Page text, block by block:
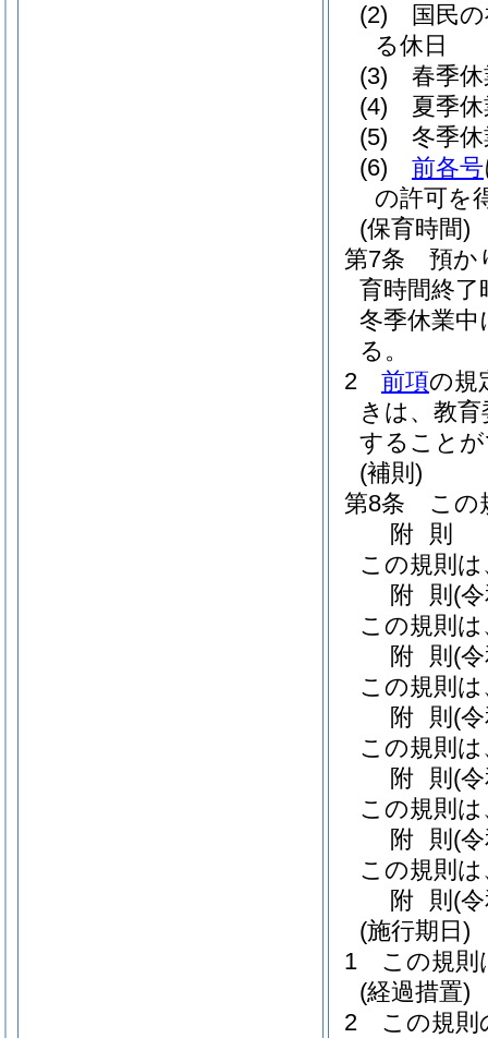
(2)
国民
る休日
(3)
春季
(4)
夏季
(5)
冬季
(6)
前各号
の許可を
(保育時間)
第7条
預か
育時間終
冬季休業
る。
2
前項の規
きは、教
すること
(補則)
第8条
この
附 則
この規則
附 則 (
この規則
附 則 (
この規則
附 則 (
この規則
附 則 (
この規則
附 則 (
この規則
附 則 (
(施行期日)
1
この規則
(経過措置)
2
この規則